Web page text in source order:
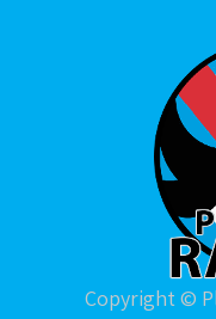
Copyright ©